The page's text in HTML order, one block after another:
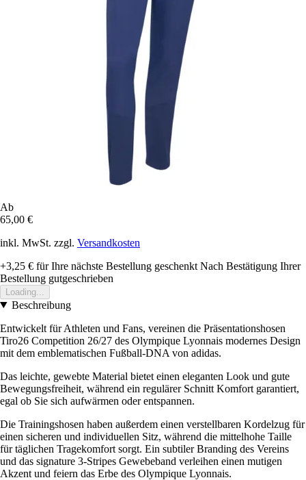
Ab
65,00 €
inkl. MwSt. zzgl. Versandkosten
+3,25 € für Ihre nächste Bestellung geschenkt Nach Bestätigung Ihrer
Bestellung gutgeschrieben
Loading...
Beschreibung
Entwickelt für Athleten und Fans, vereinen die Präsentationshosen
Tiro26 Competition 26/27 des Olympique Lyonnais modernes Design
mit dem emblematischen Fußball-DNA von adidas.
Das leichte, gewebte Material bietet einen eleganten Look und gute
Bewegungsfreiheit, während ein regulärer Schnitt Komfort garantiert,
egal ob Sie sich aufwärmen oder entspannen.
Die Trainingshosen haben außerdem einen verstellbaren Kordelzug für
einen sicheren und individuellen Sitz, während die mittelhohe Taille
für täglichen Tragekomfort sorgt. Ein subtiler Branding des Vereins
und das signature 3-Stripes Gewebeband verleihen einen mutigen
Akzent und feiern das Erbe des Olympique Lyonnais.